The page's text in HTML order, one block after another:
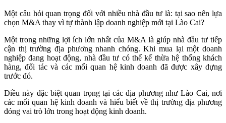
Một câu hỏi quan trọng đối với nhiều nhà đầu tư là: tại sao nên lựa
chọn M&A thay vì tự thành lập doanh nghiệp mới tại Lào Cai?
Một trong những lợi ích lớn nhất của M&A là giúp nhà đầu tư tiếp
cận thị trường địa phương nhanh chóng. Khi mua lại một doanh
nghiệp đang hoạt động, nhà đầu tư có thể kế thừa hệ thống khách
hàng, đối tác và các mối quan hệ kinh doanh đã được xây dựng
trước đó.
Điều này đặc biệt quan trọng tại các địa phương như Lào Cai, nơi
các mối quan hệ kinh doanh và hiểu biết về thị trường địa phương
đóng vai trò lớn trong hoạt động kinh doanh.